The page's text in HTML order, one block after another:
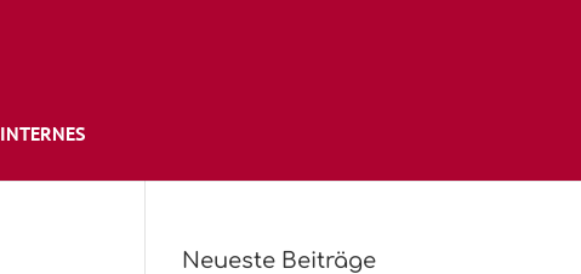
INTERNES
Neueste Beiträge